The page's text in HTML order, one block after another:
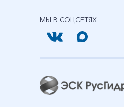
МЫ В СОЦСЕТЯХ